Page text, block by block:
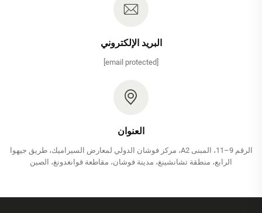
البريد الإلكتروني
العنوان
الرقم 9–11، المبنى A2، مركز فوشان الدولي لمعارض السيراميك، طريق جيهوا
الرابع، منطقة تشانشينغ، مدينة فوشان، مقاطعة قوانغدونغ، الصين